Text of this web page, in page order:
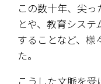
この数十年、尖
とや、教育シス
することなど、様
た。
こうした文脈を